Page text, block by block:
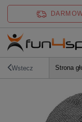
Wstecz Strona